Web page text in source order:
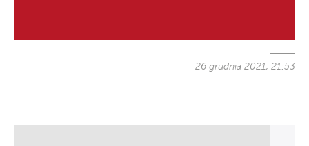
26 grudnia 2021, 21:53